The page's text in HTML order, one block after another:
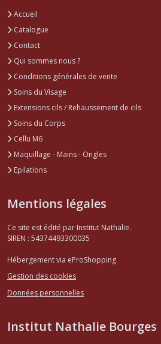
Accueil
Catalogue
Contact
Qui sommes nous ?
Conditions générales de vente
Soins du Visage
Extensions cils / Rehaussement de cils
Soins du Corps
Cellu M6
Maquillage - Mains - Ongles
Epilations
Mentions légales
Ce site est édité par Institut Nathalie.
SIREN : 54374493300035
Hébergement via eProShopping
Gestion des cookies
Données personnelles
Institut Nathalie Bourges